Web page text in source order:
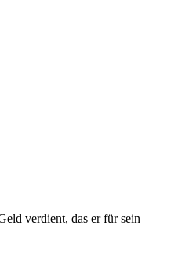
verdient, das er für sein